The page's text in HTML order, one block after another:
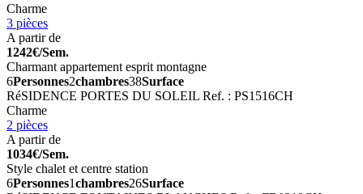
Charme
3 pièces
A partir de
1242€/Sem.
Charmant appartement esprit montagne
6Personnes2chambres38Surface
RéSIDENCE PORTES DU SOLEIL Ref. : PS1516CH
Charme
2 pièces
A partir de
1034€/Sem.
Style chalet et centre station
6Personnes1chambres26Surface